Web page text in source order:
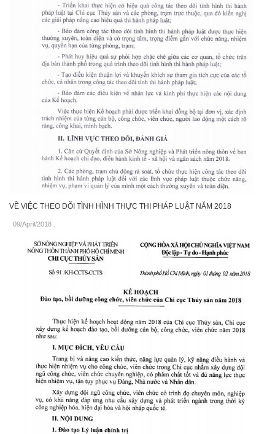
VỀ VIỆC THEO DÕI TÌNH HÌNH THỰC THI PHÁP LUẬT NĂM 2018
09/April/2018